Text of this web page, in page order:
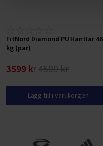
FitNord Diamond PU Hantlar 46
kg (par)
3599 kr 4599 kr
Lägg till i varukorgen